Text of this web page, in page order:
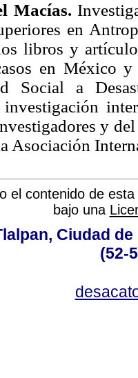
Macías.
en
libros y
en México
Social a
y
Asociación
el contenido de
bajo una
Ciudad
(52-